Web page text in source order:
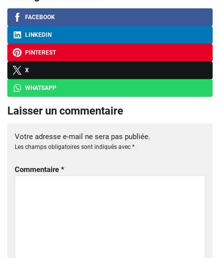
FACEBOOK
LINKEDIN
PINTEREST
X
WHATSAPP
Laisser un commentaire
Votre adresse e-mail ne sera pas publiée.
Les champs obligatoires sont indiqués avec *
Commentaire *